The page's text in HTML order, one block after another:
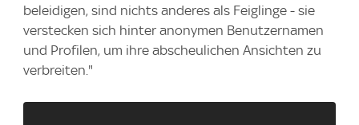
beleidigen, sind nichts anderes als Feiglinge - sie
verstecken sich hinter anonymen Benutzernamen
und Profilen, um ihre abscheulichen Ansichten zu
verbreiten."